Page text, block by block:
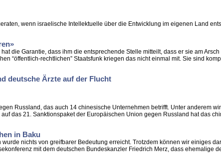
wenn israelische Intellektuelle über die Entwicklung im eigenen Land
die Garantie, dass ihm die entsprechende Stelle mitteilt, dass er sie am Arsch
“öffentlich-rechtlichen” Staatsfunk kriegen das nicht einmal mit. Sie sind
deutsche Ärzte auf der Flucht
Russland, das auch 14 chinesische Unternehmen betrifft. Unter anderem
das 21. Sanktionspaket der Europäischen Union gegen Russland hat das
in Baku
nichts von greifbarer Bedeutung erreicht. Trotzdem können wir einiges
mit dem deutschen Bundeskanzler Friedrich Merz, dass ehemalige